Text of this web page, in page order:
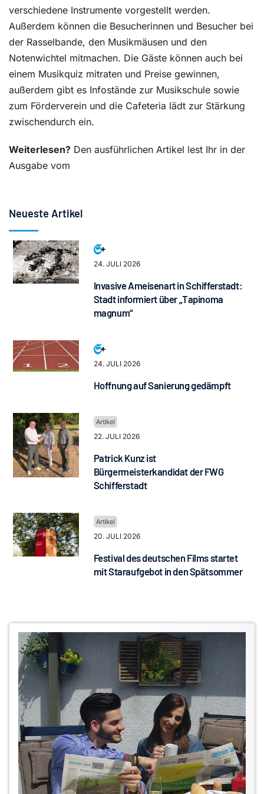
verschiedene Instrumente vorgestellt werden.
Außerdem können die Besucherinnen und Besucher bei
der Rasselbande, den Musikmäusen und den
Notenwichtel mitmachen. Die Gäste können auch bei
einem Musikquiz mitraten und Preise gewinnen,
außerdem gibt es Infostände zur Musikschule sowie
zum Förderverein und die Cafeteria lädt zur Stärkung
zwischendurch ein.
Weiterlesen? Den ausführlichen Artikel lest Ihr in der
Ausgabe vom
Neueste Artikel
24. JULI 2026
Invasive Ameisenart in Schifferstadt:
Stadt informiert über „Tapinoma
magnum“
24. JULI 2026
Hoffnung auf Sanierung gedämpft
22. JULI 2026
Patrick Kunz ist
Bürgermeisterkandidat der FWG
Schifferstadt
20. JULI 2026
Festival des deutschen Films startet
mit Staraufgebot in den Spätsommer